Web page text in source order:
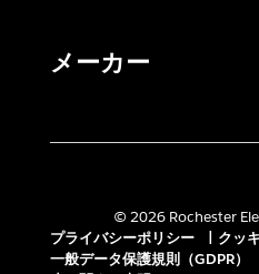
メーカー
© 2026 Rochester
プライバシーポリシー
クッ
一般データ保護規則（GDPR）